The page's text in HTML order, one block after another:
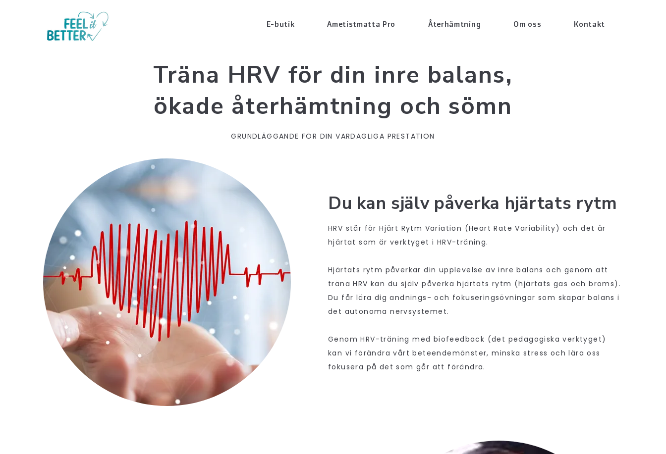
E-butik Ametistmatta Pro Återhämtning Om oss Kontakt
Träna HRV för din inre balans,
ökade återhämtning och sömn
GRUNDLÄGGANDE FÖR DIN VARDAGLIGA PRESTATION
Du kan själv påverka hjärtats rytm
HRV står för Hjärt Rytm Variation (Heart Rate Variability) och det är
hjärtat som är verktyget i HRV-träning.
Hjärtats rytm påverkar din upplevelse av inre balans och genom att
träna HRV kan du själv påverka hjärtats rytm (hjärtats gas och broms).
Du får lära dig andnings- och fokuseringsövningar som skapar balans i
det autonoma nervsystemet.
Genom HRV-träning med biofeedback (det pedagogiska verktyget)
kan vi förändra vårt beteendemönster, minska stress och lära oss
fokusera på det som går att förändra.